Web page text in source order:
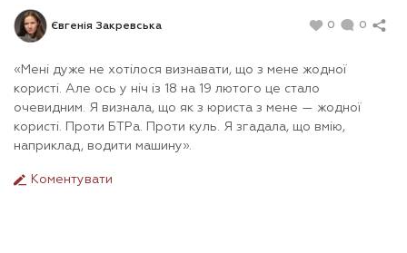
Євгенія Закревська 0 0
« Мені дуже не хотілося визнавати, що з мене жодної
користі. Але ось у ніч із 18 на 19 лютого це стало
очевидним. Я визнала, що як з юриста з мене — жодної
користі. Проти БТРа. Проти куль. Я згадала, що вмію,
наприклад, водити машину».
Коментувати